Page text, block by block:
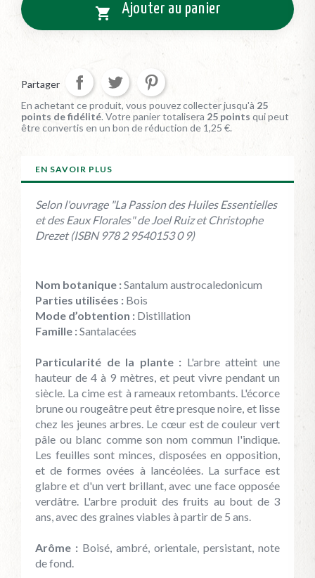
 Ajouter au panier
Partager
En achetant ce produit, vous pouvez collecter jusqu'à 25
points de fidélité. Votre panier totalisera 25 points qui peut
être convertis en un bon de réduction de 1,25 €.
EN SAVOIR PLUS
Selon l'ouvrage "La Passion des Huiles Essentielles
et des Eaux Florales" de Joel Ruiz et Christophe
Drezet (ISBN 978 2 9540153 0 9)
Nom botanique :Santalum austrocaledonicum
Parties utilisées : Bois
Mode d’obtention : Distillation
Famille :Santalacées
Particularité de la plante : L'arbre atteint une
hauteur de 4 à 9 mètres, et peut vivre pendant un
siècle. La cime est à rameaux retombants. L'écorce
brune ou rougeâtre peut être presque noire, et lisse
chez les jeunes arbres. Le cœur est de couleur vert
pâle ou blanc comme son nom commun l'indique.
Les feuilles sont minces, disposées en opposition,
et de formes ovées à lancéolées. La surface est
glabre et d'un vert brillant, avec une face opposée
verdâtre. L'arbre produit des fruits au bout de 3
ans, avec des graines viables à partir de 5 ans.
Arôme : Boisé, ambré, orientale, persistant, note
de fond.